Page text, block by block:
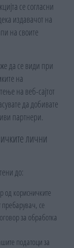
се согласни
издавачот на
на своите
да се види при
на
на веб-сајтот
да добивате
партнери.
лични
до:
од корисничките
се
за обработка
податоци за